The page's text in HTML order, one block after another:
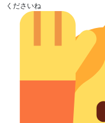
くださいね